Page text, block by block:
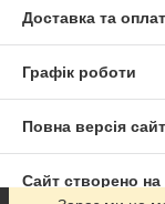
Доставка та
Графік роботи
Повна версія
Сайт створено на